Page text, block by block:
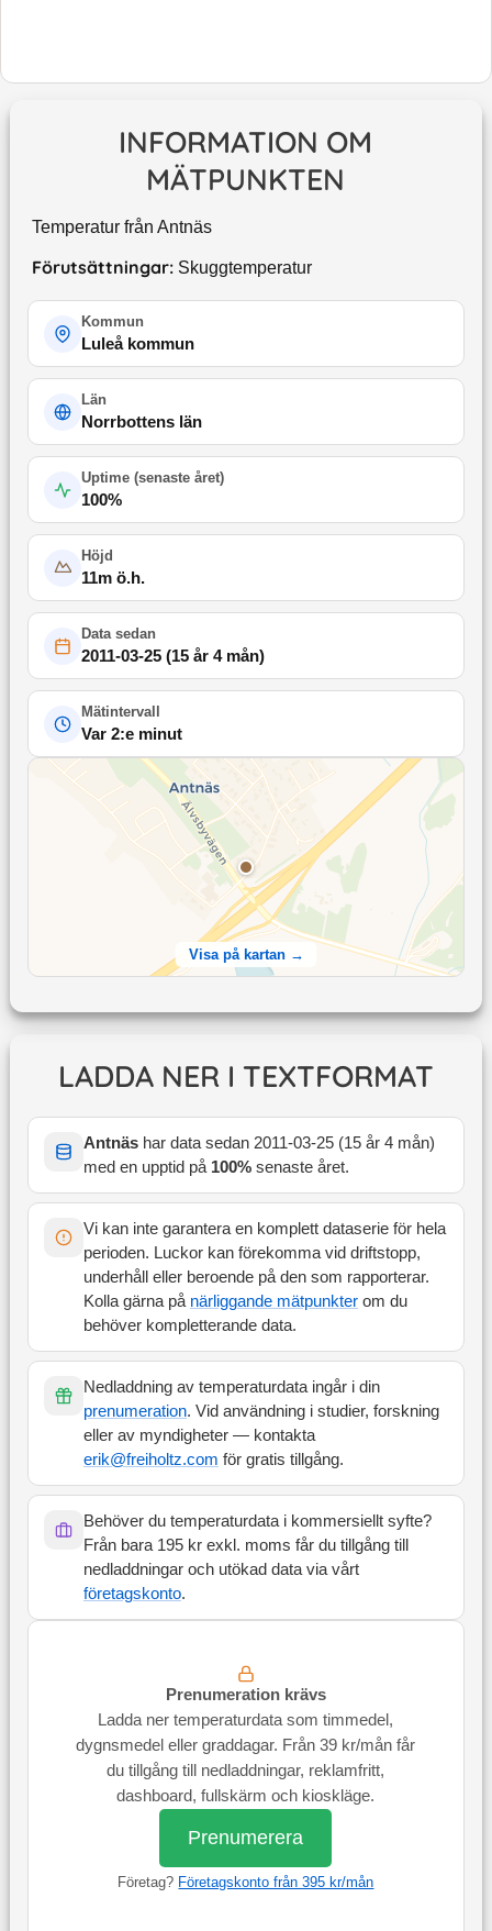
INFORMATION OM
MÄTPUNKTEN
Temperatur från Antnäs
Förutsättningar: Skuggtemperatur
Kommun
Luleå kommun
Län
Norrbottens län
Uptime (senaste året)
100%
Höjd
11m ö.h.
Data sedan
2011-03-25(15 år 4 mån)
Mätintervall
Var 2:e minut
Visa på kartan →
LADDA NER I TEXTFORMAT
Antnäshar data sedan 2011-03-25(15 år 4 mån)
med en upptid på 100% senaste året.
Vi kan inte garantera en komplett dataserie för hela
perioden. Luckor kan förekomma vid driftstopp,
underhåll eller beroende på den som rapporterar.
Kolla gärna på närliggande mätpunkterom du
behöver kompletterande data.
Nedladdning av temperaturdata ingår i din
prenumeration. Vid användning i studier, forskning
eller av myndigheter — kontakta
erik@freiholtz.com för gratis tillgång.
Behöver du temperaturdata i kommersiellt syfte?
Från bara 195 kr exkl. moms får du tillgång till
nedladdningar och utökad data via vårt
företagskonto.
Prenumeration krävs
Ladda ner temperaturdata som timmedel,
dygnsmedel eller graddagar. Från 39 kr/mån får
du tillgång till nedladdningar, reklamfritt,
dashboard, fullskärm och kioskläge.
Prenumerera
Företag? Företagskonto från 395 kr/mån